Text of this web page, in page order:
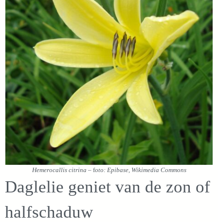
Hemerocallis citrina – foto: Epibase, Wikimedia Commons
Daglelie geniet van de zon of
halfschaduw